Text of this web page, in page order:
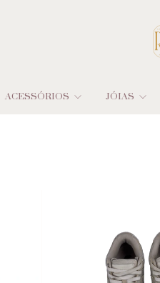
ACESSÓRIOS JÓIAS